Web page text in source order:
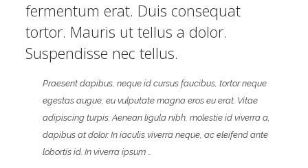
fermentum erat. Duis consequat
tortor. Mauris ut tellus a dolor.
Suspendisse nec tellus.
Praesent dapibus, neque id cursus faucibus, tortor neque
egestas augue, eu vulputate magna eros eu erat. Vitae
adipiscing turpis. Aenean ligula nibh, molestie id viverra a,
dapibus at dolor. In iaculis viverra neque, ac eleifend ante
lobortis id. In viverra ipsum …